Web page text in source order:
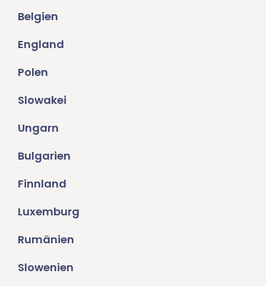
Belgien
England
Polen
Slowakei
Ungarn
Bulgarien
Finnland
Luxemburg
Rumänien
Slowenien